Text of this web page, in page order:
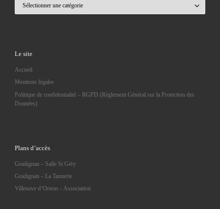
Le site
Accueil
Mentions légales
Politique de confidentialité – RGPD (Règlement Général sur la Protection des
Données)
Plans d’accès
Gradignan – Salle St Géry
Gradignan – La Tannerie
Villenave d’Ornon – Association